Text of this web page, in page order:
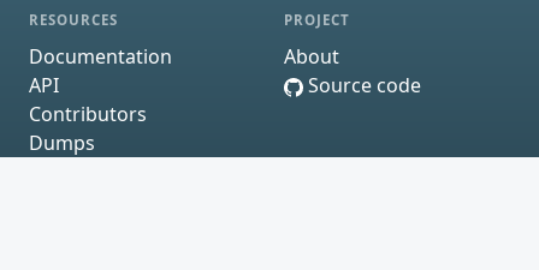
RESOURCES
Documentation
API
Contributors
Dumps
PROJECT
About
Source code